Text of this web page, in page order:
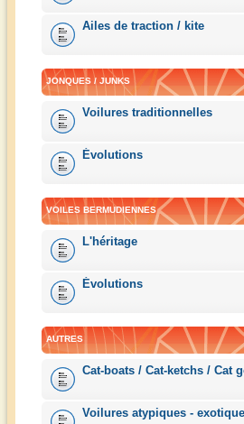
Ailes de traction / kite
JONQUES / JUNKS
Voilures traditionnelles
Évolutions
VOILES BERMUDIENNES
L'héritage
Évolutions
AUTRES
Cat-boats / Cat-ketchs / Cat
Voilures atypiques -